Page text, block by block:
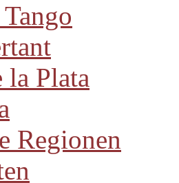
la Plata
Regionen